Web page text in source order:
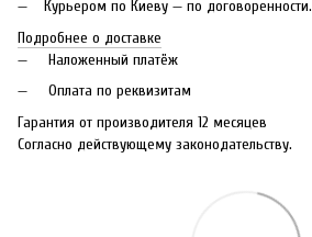
Курьером по Киеву — по договоренности.
Подробнее о доставке
Наложенный платёж
Оплата по реквизитам
Гарантия от производителя 12 месяцев
Согласно действующему законодательству.